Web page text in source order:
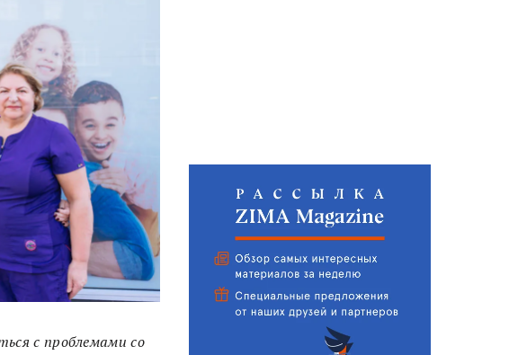
с проблемами со